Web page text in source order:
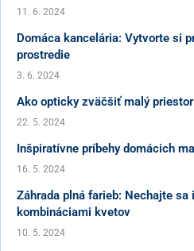
11. 6. 2024
Domáca kancelária: Vytvorte si
prostredie
3. 6. 2024
Ako opticky zväčšiť malý
22. 5. 2024
Inšpiratívne príbehy domácich
16. 5. 2024
Záhrada plná farieb: Nechajte sa
kombináciami kvetov
10. 5. 2024